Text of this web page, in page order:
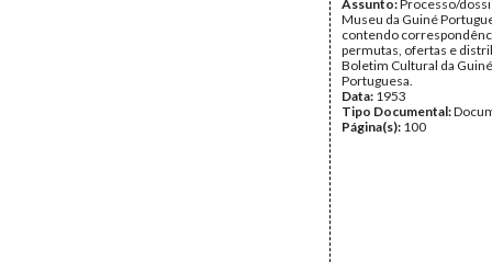
Assunto:Processo/
Museu da Guiné
contendo
permutas, ofertas e
Boletim Cultural da Guiné
Portuguesa.
Data: 1953
Tipo Documental:
Página(s): 100